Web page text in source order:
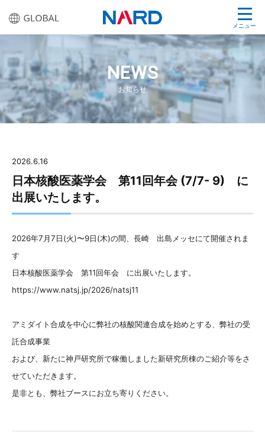
メニュー
NEWS
お知らせ
2026.6.16
日本核酸医薬学会 第11回年会 (7/7- 9) に
出展いたします。
2026年7月7日(火)〜9日(木)の間、長崎 出島メッセにて開催されま
す
日本核酸医薬学会 第11回年会 に出展いたします。
https://www.natsj.jp/2026/natsj11
アミダイト合成を中心に弊社の核酸関連合成を始めとする、弊社の受
託合成事業
および、新たに神戸研究所で稼働しました新研究所棟のご紹介等をさ
せていただきます。
是非とも、弊社ブースにお立ち寄りください。